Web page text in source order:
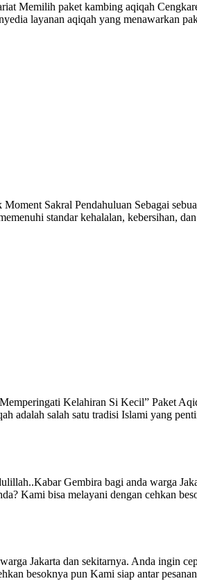
Memilih paket kambing aqiqah
layanan aqiqah yang menawarkan
Sakral Pendahuluan Sebagai
standar kehalalan, kebersihan,
Kelahiran Si Kecil” Paket
adalah salah satu tradisi Islami yang
Gembira bagi anda warga
Kami bisa melayani dengan cehkan
dan sekitarnya. Anda ingin
besoknya pun Kami siap antar